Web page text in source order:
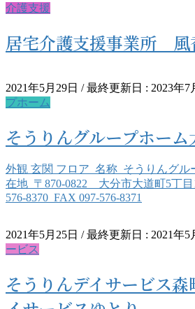
介護支援
居宅介護支援事業所 風
2021年5月29日 / 最終更新日 : 2023年7
プホーム
そうりんグループホーム
外観 玄関 フロア 名称 そうりんグル
在地 〒870-0822 大分市大道町5丁目
576-8370 FAX 097-576-8371
2021年5月25日 / 最終更新日 : 2021年5
ービス
そうりんデイサービス